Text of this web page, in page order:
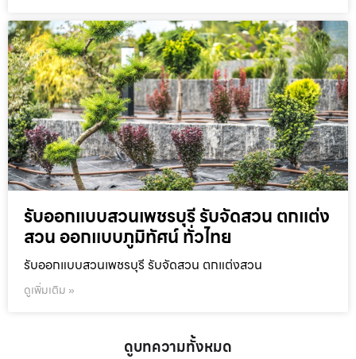
รับออกแบบสวนเพชรบุรี รับจัดสวน ตกแต่ง
สวน ออกแบบภูมิทัศน์ ทั่วไทย
รับออกแบบสวนเพชรบุรี รับจัดสวน ตกแต่งสวน
ดูเพิ่มเติม »
ดูบทความทั้งหมด